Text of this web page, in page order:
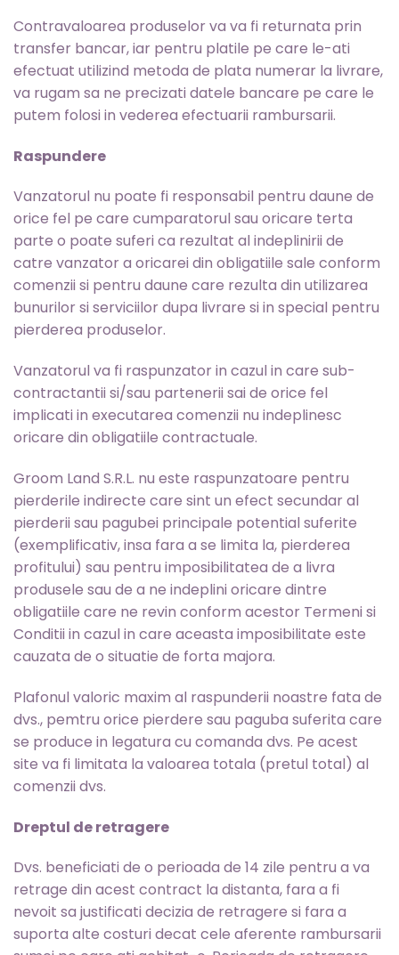
Contravaloarea produselor va va fi returnata prin
transfer bancar, iar pentru platile pe care le-ati
efectuat utilizind metoda de plata numerar la livrare,
va rugam sa ne precizati datele bancare pe care le
putem folosi in vederea efectuarii rambursarii.
Raspundere
Vanzatorul nu poate fi responsabil pentru daune de
orice fel pe care cumparatorul sau oricare terta
parte o poate suferi ca rezultat al indeplinirii de
catre vanzator a oricarei din obligatiile sale conform
comenzii si pentru daune care rezulta din utilizarea
bunurilor si serviciilor dupa livrare si in special pentru
pierderea produselor.
Vanzatorul va fi raspunzator in cazul in care sub-
contractantii si/sau partenerii sai de orice fel
implicati in executarea comenzii nu indeplinesc
oricare din obligatiile contractuale.
Groom Land S.R.L. nu este raspunzatoare pentru
pierderile indirecte care sint un efect secundar al
pierderii sau pagubei principale potential suferite
(exemplificativ, insa fara a se limita la, pierderea
profitului) sau pentru imposibilitatea de a livra
produsele sau de a ne indeplini oricare dintre
obligatiile care ne revin conform acestor Termeni si
Conditii in cazul in care aceasta imposibilitate este
cauzata de o situatie de forta majora.
Plafonul valoric maxim al raspunderii noastre fata de
dvs., pemtru orice pierdere sau paguba suferita care
se produce in legatura cu comanda dvs. Pe acest
site va fi limitata la valoarea totala (pretul total) al
comenzii dvs.
Dreptul de retragere
Dvs. beneficiati de o perioada de 14 zile pentru a va
retrage din acest contract la distanta, fara a fi
nevoit sa justificati decizia de retragere si fara a
suporta alte costuri decat cele aferente rambursarii